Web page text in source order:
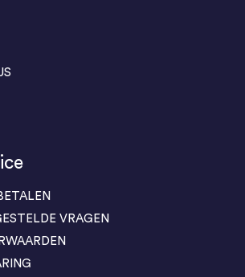
VRAGEN